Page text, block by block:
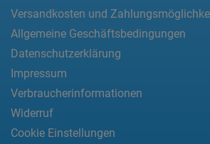
Versandkosten und
Allgemeine Geschäftsbedingungen
Datenschutzerklärung
Impressum
Verbraucherinformationen
Widerruf
Cookie Einstellungen